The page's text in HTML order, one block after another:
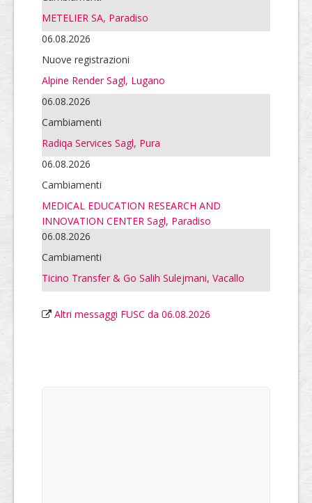
METELIER SA, Paradiso
06.08.2026
Nuove registrazioni
Alpine Render Sagl, Lugano
06.08.2026
Cambiamenti
Radiqa Services Sagl, Pura
06.08.2026
Cambiamenti
MEDICAL EDUCATION RESEARCH AND
INNOVATION CENTER Sagl, Paradiso
06.08.2026
Cambiamenti
Ticino Transfer & Go Salih Sulejmani, Vacallo
Altri messaggi FUSC da 06.08.2026